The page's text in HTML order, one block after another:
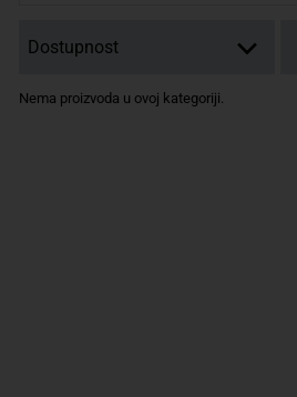
Nema proizvoda u ovoj kategoriji.